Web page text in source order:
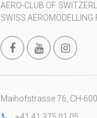
AERO-CLUB OF
SWISS AEROMODELLING
Maihofstrasse 76, CH-